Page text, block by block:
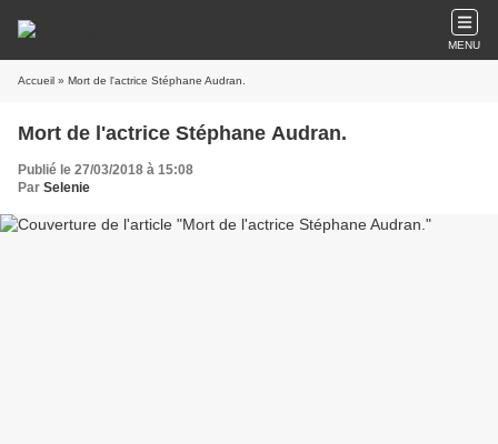
MENU
Accueil » Mort de l'actrice Stéphane Audran.
Mort de l'actrice Stéphane Audran.
Publié le 27/03/2018 à 15:08
Par Selenie